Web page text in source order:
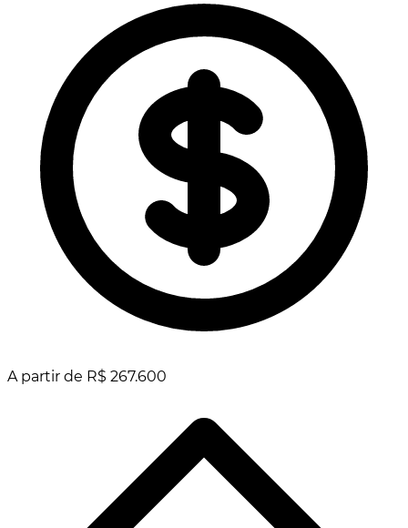
A partir de R$ 267.600